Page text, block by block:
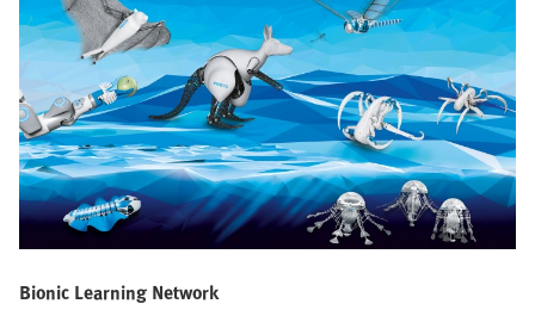
Bionic Learning Network